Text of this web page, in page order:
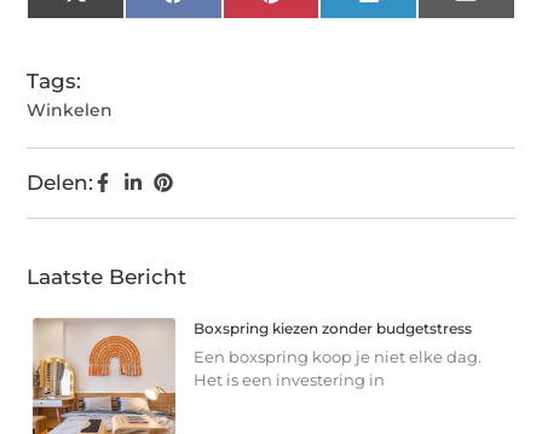
(Twitter)
Tags:
Winkelen
Delen:
Laatste Bericht
Boxspring kiezen zonder budgetstress
Een boxspring koop je niet elke dag.
Het is een investering in